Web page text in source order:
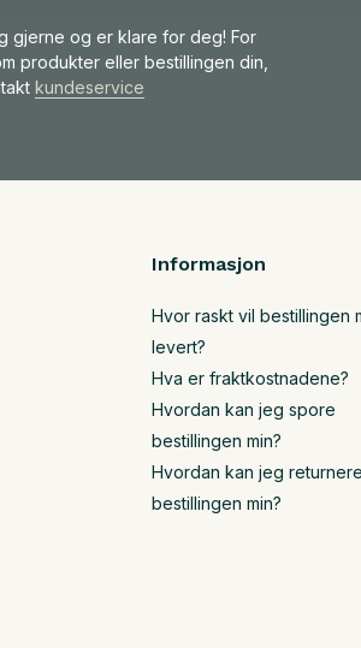
gjerne og er klare for deg! For
produkter eller bestillingen din,
kundeservice
Informasjon
Hvor raskt vil bestillingen
levert?
Hva er fraktkostnadene?
Hvordan kan jeg spore
bestillingen min?
Hvordan kan jeg
bestillingen min?